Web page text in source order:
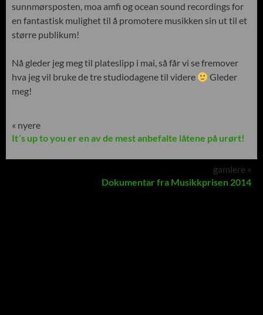
sunnmørsposten, moa amfi og ocean sound recordings for
en fantastisk mulighet til å promotere musikken sin ut til et
større publikum!
Nå gleder jeg meg til plateslipp i mai, så får vi se fremover
hva jeg vil bruke de tre studiodagene til videre
Gleder
meg!
« nyere
It´s up to you er en av de mest anbefalte låtene på urørt!
gamlere »
Dokumentar fra Musikkprisen 2014